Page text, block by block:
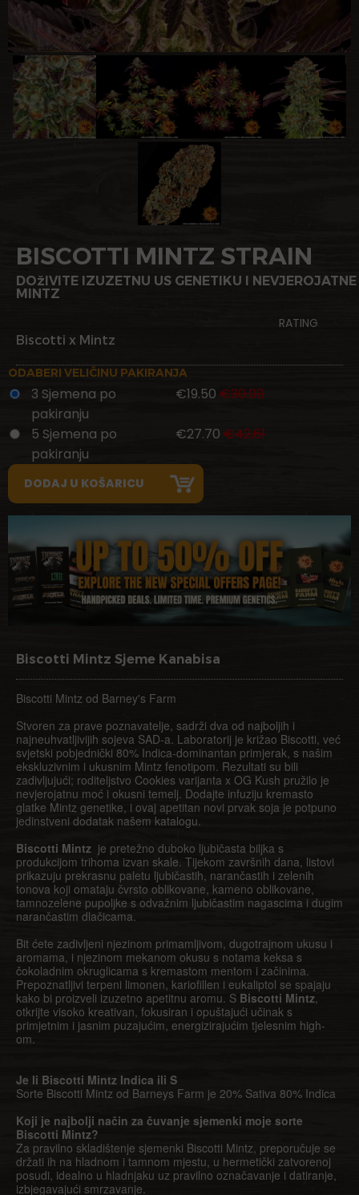
BISCOTTI MINTZ STRAIN
DOžIVITE IZUZETNU US GENETIKU I
MINTZ
RATING
Biscotti x Mintz
ODABERI VELIČINU PAKIRANJA
3 Sjemena po
pakiranju
€19.50 €30.00
5 Sjemena po
pakiranju
€27.70 €42.61
Biscotti Mintz Sjeme Kanabisa
Biscotti Mintz od Barney's Farm
Stvoren za prave poznavatelje, sadrži dva od najboljih i
najneuhvatljivijih sojeva SAD-a. Laboratorij je križao Biscotti, već
svjetski pobjednički 80% Indica-dominantan primjerak, s našim
ekskluzivnim i ukusnim Mintz fenotipom. Rezultati su bili
zadivljujući; roditeljstvo Cookies varijanta x OG Kush pružilo je
nevjerojatnu moć i okusni temelj. Dodajte infuziju kremasto
glatke Mintz genetike, i ovaj apetitan novi prvak soja je potpuno
jedinstveni dodatak našem katalogu.
Biscotti Mintz je pretežno duboko ljubičasta biljka s
produkcijom trihoma izvan skale. Tijekom završnih dana, listovi
prikazuju prekrasnu paletu ljubičastih, narančastih i zelenih
tonova koji omataju čvrsto oblikovane, kameno oblikovane,
tamnozelene pupoljke s odvažnim ljubičastim nagascima i dugim
narančastim dlačicama.
Bit ćete zadivljeni njezinom primamljivom, dugotrajnom ukusu i
aromama, i njezinom mekanom okusu s notama keksa s
čokoladnim okruglicama s kremastom mentom i začinima.
Prepoznatljivi terpeni limonen, kariofillen i eukaliptol se spajaju
kako bi proizveli izuzetno apetitnu aromu. S Biscotti Mintz,
otkrijte visoko kreativan, fokusiran i opuštajući učinak s
primjetnim i jasnim puzajućim, energizirajućim tjelesnim high-
om.
Je li Biscotti Mintz Indica ili S
Sorte Biscotti Mintz od Barneys Farm je 20% Sativa 80% Indica
Koji je najbolji način za čuvanje sjemenki moje sorte
Biscotti Mintz?
Za pravilno skladištenje sjemenki Biscotti Mintz, preporučuje se
držati ih na hladnom i tamnom mjestu, u hermetički zatvorenoj
posudi, idealno u hladnjaku uz pravilno označavanje i datiranje,
izbjegavajući smrzavanje.